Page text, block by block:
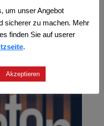
um unser Angebot
sicherer zu machen. Mehr
finden Sie auf userer
.
Akzeptieren